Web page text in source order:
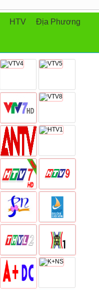
HTV Địa Phương